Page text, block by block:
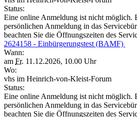
Status:
Eine online Anmeldung ist nicht möglich.
persönlichen Anmeldung in das
beachten Sie die Öffnungszeiten des
2624158 - Einbürgerungstest (BAMF)
Wann:
am Fr. 11.12.2026, 10.00 Uhr
Wo:
vhs im Heinrich-von-Kleist-Forum
Status:
Eine online Anmeldung ist nicht möglich.
persönlichen Anmeldung in das
beachten Sie die Öffnungszeiten des